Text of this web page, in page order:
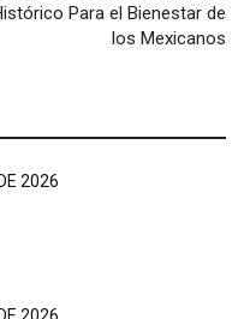
Para el Bienestar de
los Mexicanos
2026
2026